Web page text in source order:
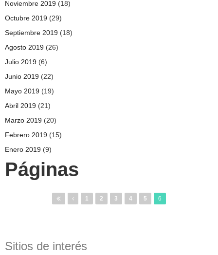
Noviembre 2019 (18)
Octubre 2019 (29)
Septiembre 2019 (18)
Agosto 2019 (26)
Julio 2019 (6)
Junio 2019 (22)
Mayo 2019 (19)
Abril 2019 (21)
Marzo 2019 (20)
Febrero 2019 (15)
Enero 2019 (9)
Páginas
1 2 3 4 5 6
Sitios de interés